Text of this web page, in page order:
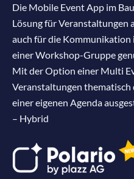
Die Mobile Event App im
Lösung für Veranstaltungen
auch für die Kommunikation
einer Workshop-Gruppe
Mit der Option einer Multi
Veranstaltungen
einer eigenen Agenda
– Hybrid